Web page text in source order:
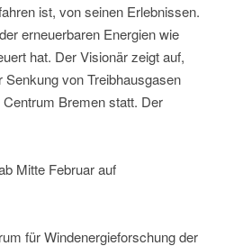
ist, von seinen Erlebnissen.
erneuerbaren Energien wie
hat. Der Visionär zeigt auf,
von Treibhausgasen
Bremen statt. Der
Mitte Februar auf
für Windenergieforschung der